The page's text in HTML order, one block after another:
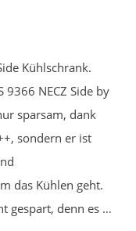
Kühlschrank.
9366 NECZ Side by
sparsam, dank
sondern er ist
das Kühlen geht.
gespart, denn es …